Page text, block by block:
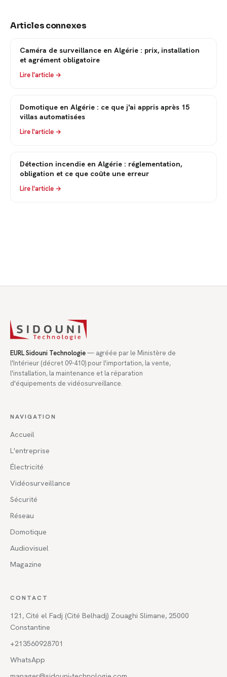
Articles connexes
Caméra de surveillance en Algérie : prix, installation
et agrément obligatoire
Lire l'article →
Domotique en Algérie : ce que j'ai appris après 15
villas automatisées
Lire l'article →
Détection incendie en Algérie : réglementation,
obligation et ce que coûte une erreur
Lire l'article →
EURL Sidouni Technologie— agréée par le Ministère de
l'Intérieur (décret 09-410) pour l'importation, la vente,
l'installation, la maintenance et la réparation
d'équipements de vidéosurveillance.
NAVIGATION
Accueil
L'entreprise
Électricité
Vidéosurveillance
Sécurité
Réseau
Domotique
Audiovisuel
Magazine
CONTACT
121, Cité el Fadj (Cité Belhadj) Zouaghi Slimane, 25000
Constantine
+213560928701
WhatsApp